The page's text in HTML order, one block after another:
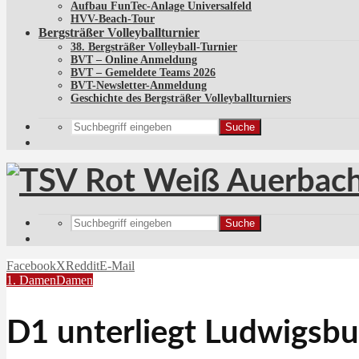
Aufbau FunTec-Anlage Universalfeld
HVV-Beach-Tour
Bergsträßer Volleyballturnier
38. Bergsträßer Volleyball-Turnier
BVT – Online Anmeldung
BVT – Gemeldete Teams 2026
BVT-Newsletter-Anmeldung
Geschichte des Bergsträßer Volleyballturniers
Suche
Suche
FacebookXRedditE-Mail
1. DamenDamen
D1 unterliegt